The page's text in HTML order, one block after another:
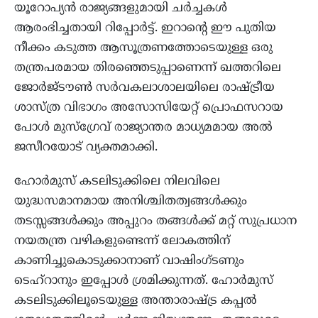
യൂറോപ്യൻ രാജ്യങ്ങളുമായി ചർച്ചകൾ
ആരംഭിച്ചതായി റിപ്പോർട്ട്. ഇറാന്റെ ഈ പുതിയ
നീക്കം കടുത്ത ആസൂത്രണത്തോടെയുള്ള ഒരു
തന്ത്രപരമായ തിരഞ്ഞെടുപ്പാണെന്ന് ഖത്തറിലെ
ജോർജ്‌ടൗൺ സർവകലാശാലയിലെ രാഷ്ട്രീയ
ശാസ്ത്ര വിഭാഗം അസോസിയേറ്റ് പ്രൊഫസറായ
പോൾ മുസ്ഗ്രേവ് രാജ്യാന്തര മാധ്യമമായ അൽ
ജസീറയോട് വ്യക്തമാക്കി.
ഹോർമുസ് കടലിടുക്കിലെ നിലവിലെ
യുദ്ധസമാനമായ അനിശ്ചിതത്വങ്ങൾക്കും
തടസ്സങ്ങൾക്കും അപ്പുറം തങ്ങൾക്ക് മറ്റ് സുപ്രധാന
നയതന്ത്ര വഴികളുണ്ടെന്ന് ലോകത്തിന്
കാണിച്ചുകൊടുക്കാനാണ് വാഷിംഗ്ടണും
ടെഹ്റാനും ഇപ്പോൾ ശ്രമിക്കുന്നത്. ഹോർമുസ്
കടലിടുക്കിലൂടെയുള്ള അന്താരാഷ്ട്ര കപ്പൽ